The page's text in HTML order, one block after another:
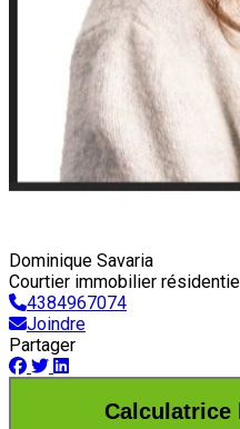
Dominique Savaria
Courtier immobilier
4384967074
Joindre
Partager
Calculatrice